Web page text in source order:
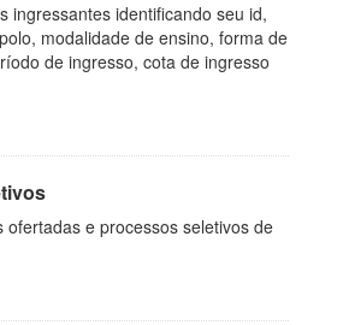
ingressantes identificando seu id,
modalidade de ensino, forma de
de ingresso, cota de ingresso
ofertadas e processos seletivos de